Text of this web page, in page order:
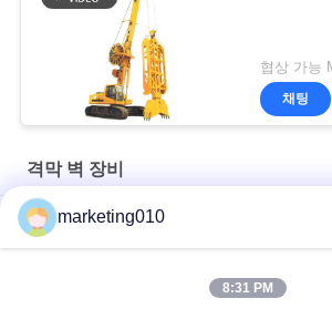
협상 가능
채팅
격막 벽 장비
트렌치 절단 다시 혼합 깊은 벽 기계 TRD 방법
marketing010
8:31 PM